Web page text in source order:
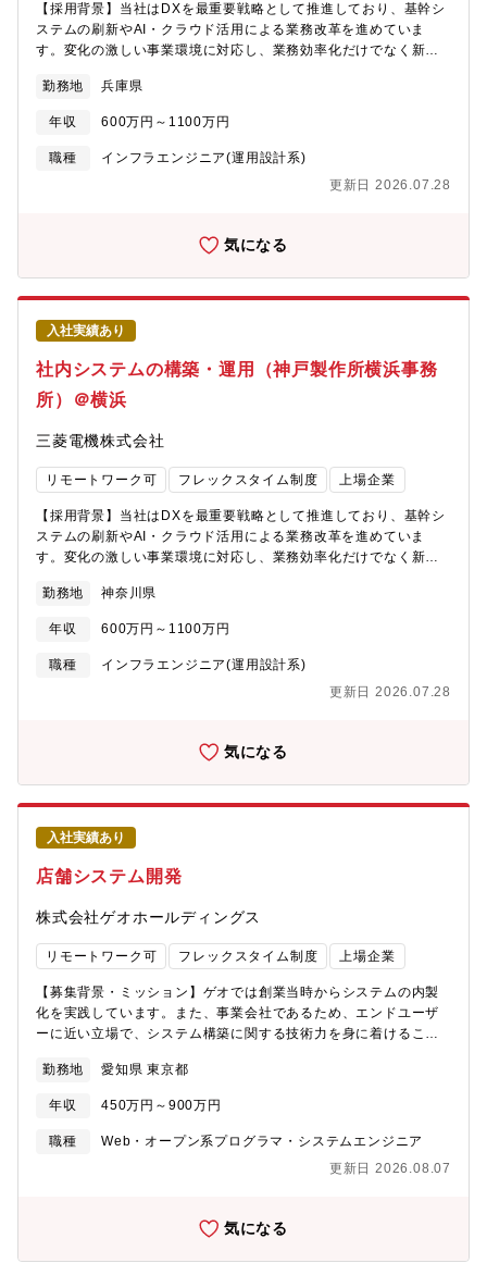
的には＞対象システム、領域により上記職務内容①②③の比率は
変動します。(1)基幹系システム（生産） ・系統変電システム製
作所向けの生産管理システムの企画・要件定義・案件取りまと
め ・インフラＢＡ標準システム（業務パッケージ(SAP/IFS)活
実現検討および周辺システムとのデータ連携検討(2)業務共通化・
付帯業務について、RPA、WFなど市販ツールを活用した業務の効
率化の推進 ・文書のキーワード検索のみならず大量で散在した
想時の検討、アイディア創出を促進・支援
WindowsServer、Oracle、SQLServer、Shell上記(2)RPA、
WindowsServer、Oracle、Webアプリケーション、Python、
PowerAPPs、AWSなど関連技術と実務経験、AI、クラウド関連
の資格【配属組織】※詳細は下部に記載製作所システム統括部
基幹情報システム第一部ー基幹情報システム第二課 ★ー業務情
報システム第一課 ★【働き方】■残業時間 ：月平均20時間/繁忙
期30時間■出張：数か月に1度（担当業務により変動）■転勤可能
性：有 (将来的に他拠点の社内情報システム部門を経験いただく可
能性あり)■リモートワーク：有 (週2日程度利用可能)
【採用背景】当社はDXを最重要戦略として推進しており、基幹シ
ステムの刷新やAI・クラウド活用による業務改革を進めていま
す。変化の激しい事業環境に対応し、業務効率化だけでなく新た
験・知見を活かし、システム統合・標準化・クラウド化・AI活用
を通じてDX推進をリードしていただくポジションです。IT部門だ
けでなく各業務部門と連携し、現場課題をITで解決するための企
画・実行を担います。業務とITの両面を理解し、関係者を巻き込
菱電機株式会社へ入社後、25年4月1日付設立の「三菱電機デジタ
す。＜DX・IT戦略の推進に向けた新会社設立について（2024年
https://www.mitsubishielectric.co.jp/news/2024/1113.html?
cid=rss【業務内容】①システム構想・企画②要件定義・要求仕様
の策定③システム案件（プロジェクト）の取り纏め、管理＜具体
的には＞①基幹系システム（経理・調達）の刷新DX推進の中核メ
ンバーとして基幹系システム（経理・調達）の刷新において、IT
部門内の検討に留まらず、経営層への説明や上申といったコミュ
ニケーションも積極的に行っていただきます。具体的には、利用
ロードマップについて経営層が理解しやすい形で資料作成やプレ
ゼンテーションを行うなど、システムの刷新やDXを力強く推進す
る役割をになっていただくことを期待しています。②システム企
セスを深く掘り下げた上で、新たな情報システムの企画立案を行
います。既存システムの改善や刷新においても、現状の課題を洗
い出し、ビジネス要件を明確に定義し、ITの力でどのように解決
できるのかを具体的に提案していただきます。AIなど最新の技術
は新たなサービス創造につながる企画を積極的に推進していただ
向をキャッチアップし、基幹システム・周辺システムの刷新/クラ
ウド化、クラウドサービスの導入、そしてこれらのサービスと既
稼働を維持するための運用管理体制を構築し、トラブル発生時に
の品質向上に努めていただきます。システムのライフサイクル全
ネジメント：外部ベンダーとの連携においては、単なる発注者で
す。複数のベンダーを効率的にマネジメントし、開発委託や契約
円滑な進行と成功に向けた主体的に関与していただきます。 ●使
Linux、WindowsServer、Oracle、SQLServer、Shell【配属組
織】※詳細は下部に記載製作所システム統括部 基幹情報システ
ム第一部ー基幹情報システム第一課 ★【働き方】■残業時間 ：
月平均20時間/繁忙期30時間■出張：数か月に1度（担当業務によ
門を経験いただく可能性あり)■リモートワーク：有 (週2日程度利
勤務地 兵庫県
年収 600万円～1100万円
職種
インフラエンジニア(運用設計系)
更新日 2026.07.28
気になる
入社実績あり
社内システムの構築・運用（神戸製作所横浜事務
所）＠横浜
三菱電機株式会社
リモートワーク可 フレックスタイム制度 上場企業
【採用背景】当社はDXを最重要戦略として推進しており、基幹シ
ステムの刷新やAI・クラウド活用による業務改革を進めていま
す。変化の激しい事業環境に対応し、業務効率化だけでなく新た
験・知見を活かし、システム統合・標準化・クラウド化・AI活用
を通じてDX推進をリードしていただくポジションです。IT部門だ
けでなく各業務部門と連携し、現場課題をITで解決するための企
画・実行を担います。業務とITの両面を理解し、関係者を巻き込
菱電機株式会社へ入社後、25年4月1日付設立の「三菱電機デジタ
す。＜DX・IT戦略の推進に向けた新会社設立について（2024年
https://www.mitsubishielectric.co.jp/news/2024/1113.html?
cid=rss【業務内容】①システム構想・企画②要件定義・要求仕様
の策定③システム案件（プロジェクト）の取り纏め、管理＜具体
的には＞①基幹系システム（経理・調達）の刷新DX推進の中核メ
ンバーとして基幹系システム（経理・調達）の刷新において、IT
部門内の検討に留まらず、経営層への説明や上申といったコミュ
ニケーションも積極的に行っていただきます。具体的には、利用
部門の業務統合に向けたIT投資の妥当性やDXの進捗、将来的なIT
ロードマップについて経営層が理解しやすい形で資料作成やプレ
ゼンテーションを行うなど、システムの刷新やDXを力強く推進す
る役割をになっていただくことを期待しています。②システム企
画・要件定義：現場のニーズを深く理解し、事業部門の業務プロ
セスを深く掘り下げた上で、新たな情報システムの企画立案を行
い出し、ビジネス要件を明確に定義し、ITの力でどのように解決
を活用した業務効率化やデータに基づいた意思決定支援、あるい
は新たなサービス創造につながる企画を積極的に推進していただ
向をキャッチアップし、基幹システム・周辺システムの刷新/クラ
存システムを連携させるためのアーキテクチャ設計も担当いただ
きます。④システム運用・保守：開発・導入したシステムが安定
稼働を維持するための運用管理体制を構築し、トラブル発生時に
勤務地 神奈川県
年収 600万円～1100万円
職種
インフラエンジニア(運用設計系)
更新日 2026.07.28
気になる
入社実績あり
店舗システム開発
株式会社ゲオホールディングス
リモートワーク可 フレックスタイム制度 上場企業
【募集背景・ミッション】ゲオでは創業当時からシステムの内製
化を実践しています。また、事業会社であるため、エンドユーザ
ーに近い立場で、システム構築に関する技術力を身に着けること
たなビジネスニーズ、セカンドストリートのグローバル展開に伴
い、複数名の採用を予定しております。【情報システム部が抱え
る課題】・複雑化したレガシーシステム（全体システム可視化の
必要性）・プロジェクト管理手法が不整備（開発プロセス俗人化
グラムの必要性）【情報システム部中期計画2024（施策例）】・
ガバナンス強化プロジェクトにて体系的なプロジェクト管理/開発
プロセス定義を再構築・エンジニア視点でのキャリア可視化/キャ
勤務地 愛知県 東京都
年収 450万円～900万円
職種
Web・オープン系プログラマ・システムエンジニア
更新日 2026.08.07
気になる